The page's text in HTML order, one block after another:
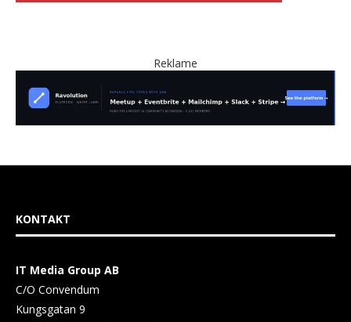
Reklame
KONTAKT
IT Media Group AB
C/O Convendum
Kungsgatan 9